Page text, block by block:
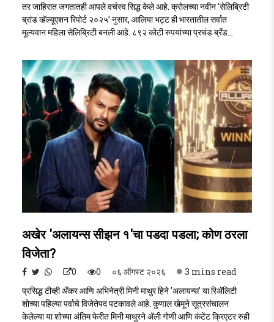
तर जाहिरात जगतातही आपले वर्चस्व सिद्ध केले आहे. क्रोलच्या नवीन 'सेलिब्रिटी
ब्रांड व्हॅल्यूएशन रिपोर्ट २०२५' नुसार, आलिया भट्ट ही भारतातील सर्वात
मूल्यवान महिला सेलिब्रिटी बनली आहे. ८९२ कोटी रुपयांच्या प्रचंड ब्रँड
अभिनेत्रींना मागे टाकले आहे. विशेष म्हणजे, तिने तिचा पती व अभिनेता रणबीर
कपूरलाही या शर्यतीत मागे टाकले आहे (Alia Bhatt Brand Value)..
अखेर 'अलायन्स सीझन १'चा पडदा पडला; कोण ठरला
विजेता?
0 0 ०६ ऑगस्ट २०२६
3 mins read
प्रसिद्ध टीव्ही अँकर आणि अभिनेत्री मिनी माथुर हिने 'अलायन्स' या रिॲलिटी
शोच्या पहिल्या पर्वाचे विजेतेपद पटकावले आहे. कुणाल खेमूने सूत्रसंचालन
केलेल्या या शोच्या अंतिम फेरीत मिनी माथुरने ॲली गोणी आणि कंटेंट क्रिएटर रुही